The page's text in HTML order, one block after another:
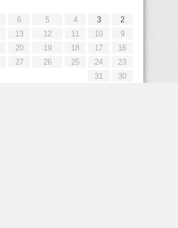
2
3
4
5
6
9
10
11
12
13
16
17
18
19
20
23
24
25
26
27
30
31